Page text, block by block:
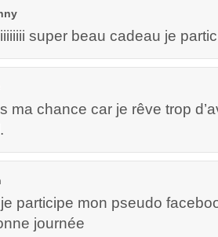
super beau cadeau je
ma chance car je rêve trop
participe mon pseudo
journée